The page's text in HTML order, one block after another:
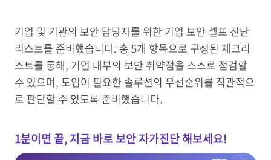
기업 및 기관의 보안 담당자를 위한 기업 보안 셀프 진단
리스트를 준비했습니다. 총 5개 항목으로 구성된 체크리
스트를 통해, 기업 내부의 보안 취약점을 스스로 점검할
수 있으며, 도입이 필요한 솔루션의 우선순위를 직관적으
로 판단할 수 있도록 준비했습니다.
1분이면 끝, 지금 바로 보안 자가진단 해보세요!